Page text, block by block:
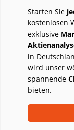
Starten Sie
kostenlosen
exklusive
in
wird unser
spannende
bieten.